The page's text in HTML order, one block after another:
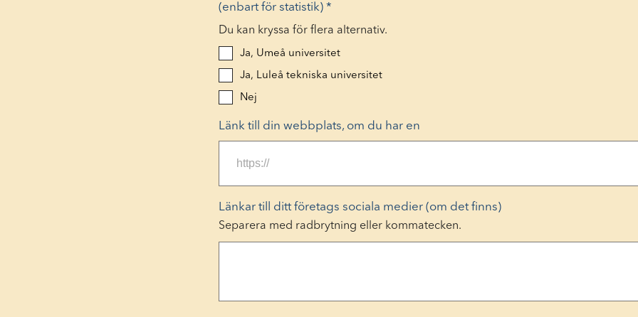
(enbart för statistik) *
Du kan kryssa för flera alternativ.
Ja, Umeå universitet
Ja, Luleå tekniska universitet
Nej
Länk till din webbplats, om du har en
Länkar till ditt företags sociala medier (om det finns)
Separera med radbrytning eller kommatecken.